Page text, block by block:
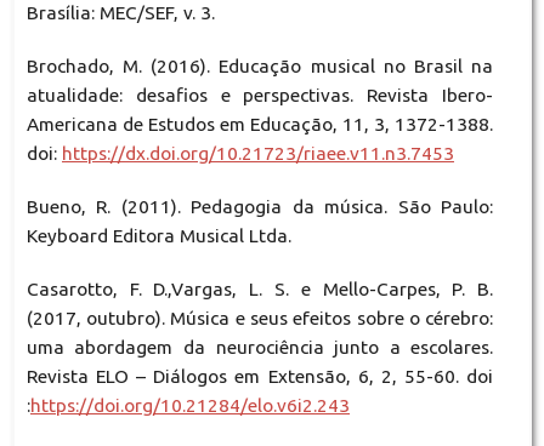
Brasília: MEC/SEF, v. 3.
Brochado, M. (2016). Educação musical no Brasil na
atualidade: desafios e perspectivas. Revista Ibero-
Americana de Estudos em Educação, 11, 3, 1372-1388.
doi: https://dx.doi.org/10.21723/riaee.v11.n3.7453
Bueno, R. (2011). Pedagogia da música. São Paulo:
Keyboard Editora Musical Ltda.
Casarotto, F. D.,Vargas, L. S. e Mello-Carpes, P. B.
(2017, outubro). Música e seus efeitos sobre o cérebro:
uma abordagem da neurociência junto a escolares.
Revista ELO – Diálogos em Extensão, 6, 2, 55-60. doi
:https://doi.org/10.21284/elo.v6i2.243